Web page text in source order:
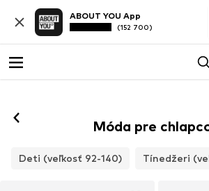
ABOUT YOU App
(152 700)
Móda pre
Deti (veľkosť 92-140) Tínedžeri